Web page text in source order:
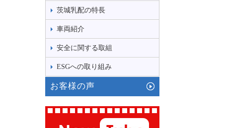
茨城乳配の特長
車両紹介
安全に関する取組
ESGへの取り組み
お客様の声